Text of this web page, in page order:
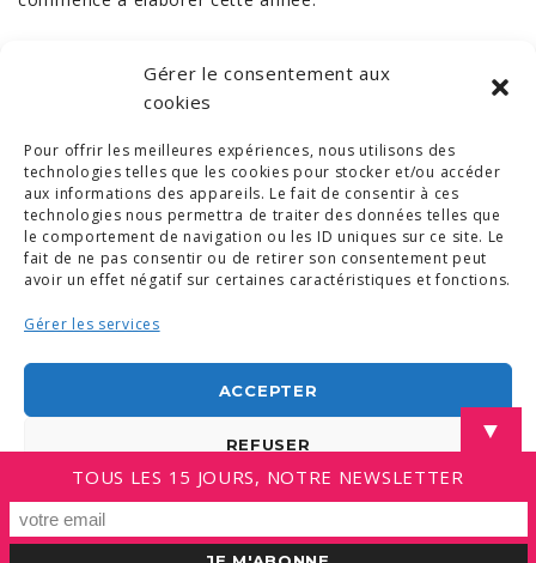
Gérer le consentement aux
cookies
Pour offrir les meilleures expériences, nous utilisons des
technologies telles que les cookies pour stocker et/ou accéder
aux informations des appareils. Le fait de consentir à ces
technologies nous permettra de traiter des données telles que
le comportement de navigation ou les ID uniques sur ce site. Le
fait de ne pas consentir ou de retirer son consentement peut
avoir un effet négatif sur certaines caractéristiques et fonctions.
Gérer les services
ACCEPTER
REFUSER
VOIR LES PRÉFÉRENCES
Politique de cookies
2024 a été une année riche en apprentissages, en
transformations et en engagements. Nous avons franchi
est encore long.
© COPYRIGHT 2019. DEMAIN -
-CONDITIONS GÉNÉRALES
▼
TOUS LES 15 JOURS, NOTRE NEWSLETTER